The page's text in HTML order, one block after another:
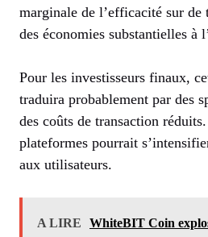
marginale de l’efficacité sur de
des économies substantielles à
Pour les investisseurs finaux,
traduira probablement par des
des coûts de transaction
plateformes pourrait
aux utilisateurs.
A LIRE
WhiteBIT Coin